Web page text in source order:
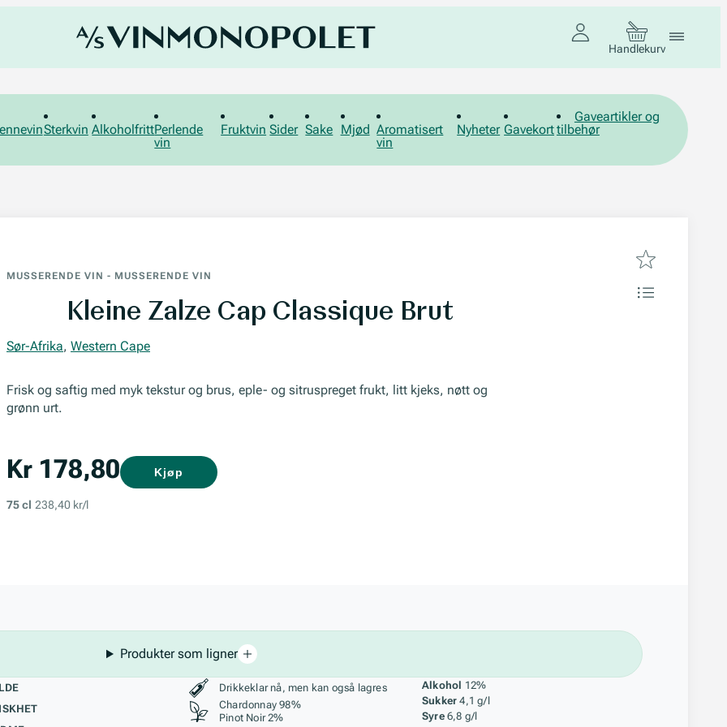
Handlekurv
Sterkvin AlkoholfrittPerlende
vin
Fruktvin Sider Sake Mjød Aromatisert
vin
Nyheter Gavekort
Gaveartikler og
tilbehør
MUSSERENDE VIN - MUSSERENDE VIN
Kleine Zalze Cap Classique Brut
Sør-Afrika, Western Cape
Frisk og saftig med myk tekstur og brus, eple- og sitruspreget frukt, litt kjeks, nøtt og
grønn urt.
Kr 178,80
75 cl 238,40 kr/l
Kjøp
Produkter som ligner
Stil, lagring og råstoff
Drikkeklar nå, men kan også lagres
Chardonnay 98%
Pinot Noir 2%
Alkohol 12%
Sukker 4,1 g/l
Syre 6,8 g/l